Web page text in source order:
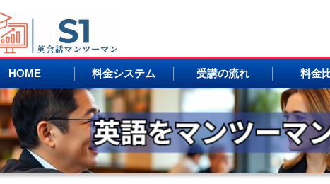
HOME 料金システム 受講の流れ 料金